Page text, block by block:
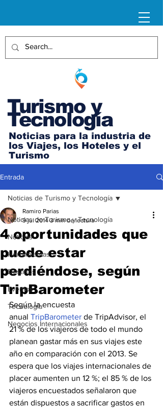
Turismo y
Tecnología
Noticias para la industria de
los Viajes, los Hoteles y el
Turismo
Entrada
Noticias de Turismo y Tecnología
Noticias
Herramientas
Destinos
Eventos
Tecnología
Negocios Internacionales
Noticias de Turismo y Tecnología
4 oportunidades que
puede estar
perdiéndose, según
TripBarometer
Ramiro Parias
9 jul 2014 3 min de lectura
Según la encuesta
anual TripBarometer de TripAdvisor, el
21 % de los viajeros de todo el mundo
planean gastar más en sus viajes este
año en comparación con el 2013. Se
espera que los viajes internacionales de
placer aumenten un 12 %; el 85 % de los
viajeros encuestados señalaron que
están dispuestos a sacrificar gastos en